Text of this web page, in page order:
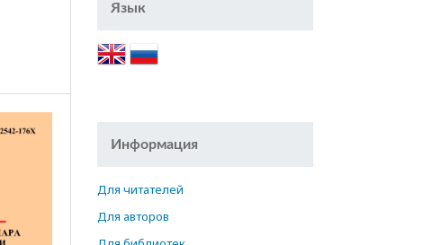
Язык
Информация
Для читателей
Для авторов